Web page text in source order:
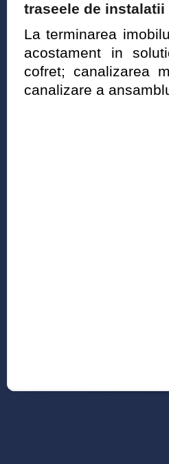
traseele de
La terminarea
acostament in
cofret; canalizarea
canalizare a